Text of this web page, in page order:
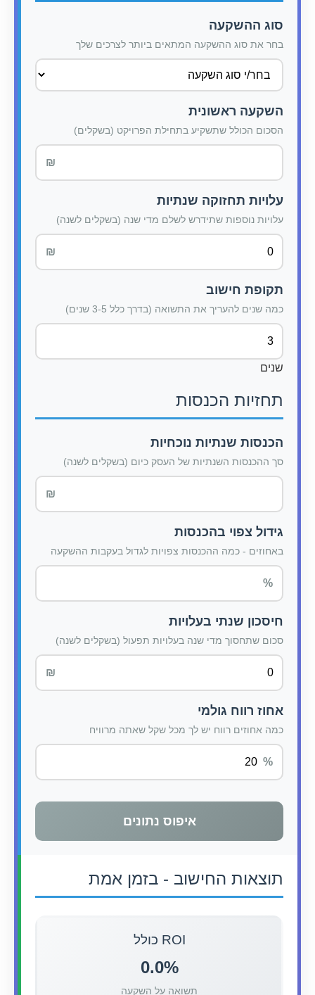
סוג ההשקעה
בחר את סוג ההשקעה המתאים ביותר לצרכים שלך
השקעה ראשונית
הסכום הכולל שתשקיע בתחילת הפרויקט (בשקלים)
עלויות תחזוקה שנתיות
עלויות נוספות שתידרש לשלם מדי שנה (בשקלים לשנה)
תקופת חישוב
כמה שנים להעריך את התשואה (בדרך כלל 3-5 שנים)
שנים
תחזיות הכנסות
הכנסות שנתיות נוכחיות
סך ההכנסות השנתיות של העסק כיום (בשקלים לשנה)
גידול צפוי בהכנסות
באחוזים - כמה ההכנסות צפויות לגדול בעקבות ההשקעה
חיסכון שנתי בעלויות
סכום שתחסוך מדי שנה בעלויות תפעול (בשקלים לשנה)
אחוז רווח גולמי
כמה אחוזים רווח יש לך מכל שקל שאתה מרוויח
איפוס נתונים
תוצאות החישוב - בזמן אמת
ROI כולל
0.0%
תשואה על השקעה